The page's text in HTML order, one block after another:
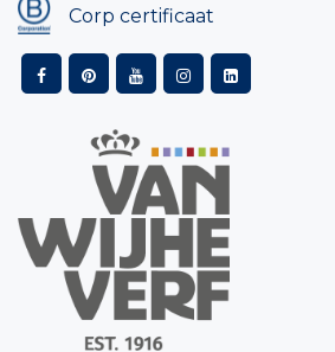
Corp certificaat